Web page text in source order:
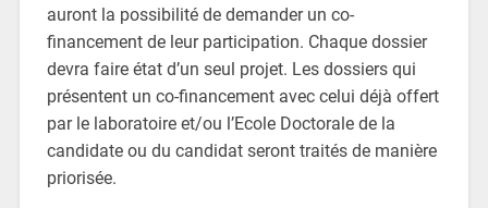
auront la possibilité de demander un co-
financement de leur participation. Chaque dossier
devra faire état d’un seul projet. Les dossiers qui
présentent un co-financement avec celui déjà offert
par le laboratoire et/ou l’Ecole Doctorale de la
candidate ou du candidat seront traités de manière
priorisée.